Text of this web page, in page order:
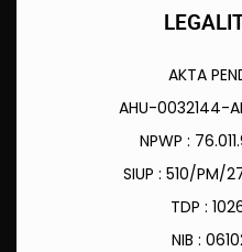
AKTA
AHU-0032144-
NPWP :
SIUP : 510/PM/
TDP :
NIB :